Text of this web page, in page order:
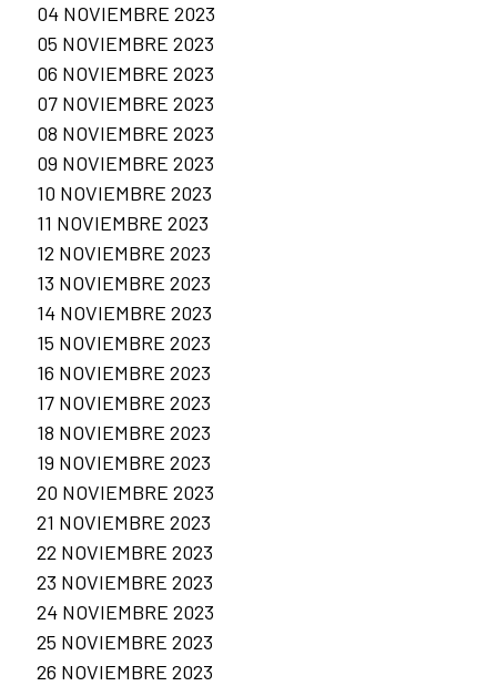
04 NOVIEMBRE 2023
05 NOVIEMBRE 2023
06 NOVIEMBRE 2023
07 NOVIEMBRE 2023
08 NOVIEMBRE 2023
09 NOVIEMBRE 2023
10 NOVIEMBRE 2023
11 NOVIEMBRE 2023
12 NOVIEMBRE 2023
13 NOVIEMBRE 2023
14 NOVIEMBRE 2023
15 NOVIEMBRE 2023
16 NOVIEMBRE 2023
17 NOVIEMBRE 2023
18 NOVIEMBRE 2023
19 NOVIEMBRE 2023
20 NOVIEMBRE 2023
21 NOVIEMBRE 2023
22 NOVIEMBRE 2023
23 NOVIEMBRE 2023
24 NOVIEMBRE 2023
25 NOVIEMBRE 2023
26 NOVIEMBRE 2023